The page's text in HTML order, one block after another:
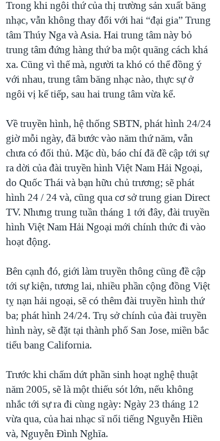
Trong khi ngôi thứ của thị trường sản xuất băng
nhạc, vẫn không thay đổi với hai “đại gia” Trung
tâm Thúy Nga và Asia. Hai trung tâm này bỏ
trung tâm đứng hàng thứ ba một quãng cách khá
xa. Cũng vì thế mà, người ta khó có thể đồng ý
với nhau, trung tâm băng nhạc nào, thực sự ở
ngôi vị kế tiếp, sau hai trung tâm vừa kể.
Về truyền hình, hệ thống SBTN, phát hình 24/24
giờ mỗi ngày, đã bước vào năm thứ năm, vẫn
chưa có đối thủ. Mặc dù, báo chí đã đề cập tới sự
ra dời của đài truyền hình Việt Nam Hải Ngoại,
do Quốc Thái và bạn hữu chủ trương; sẽ phát
hình 24 / 24 và, cũng qua cơ sở trung gian Direct
TV. Nhưng trung tuần tháng 1 tới đây, đài truyền
hình Việt Nam Hải Ngoại mới chính thức đi vào
hoạt động.
Bên cạnh đó, giới làm truyền thông cũng đề cập
tới sự kiện, tương lai, nhiều phần cộng đồng Việt
tỵ nạn hải ngoại, sẽ có thêm đài truyền hình thứ
ba; phát hình 24/24. Trụ sở chính của đài truyền
hình này, sẽ đặt tại thành phố San Jose, miền bắc
tiểu bang California.
Trước khi chấm dứt phần sinh hoạt nghệ thuật
năm 2005, sẽ là một thiếu sót lớn, nếu không
nhắc tới sự ra đi cùng ngày: Ngày 23 tháng 12
vừa qua, của hai nhạc sĩ nổi tiếng Nguyễn Hiền
và, Nguyễn Đình Nghĩa.